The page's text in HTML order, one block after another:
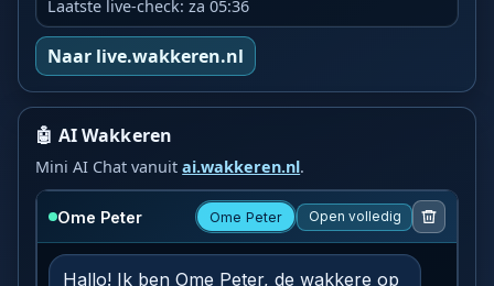
Laatste live-check: za 05:36
Naar live.wakkeren.nl
🤖 AI Wakkeren
Mini AI Chat vanuitai.wakkeren.nl.